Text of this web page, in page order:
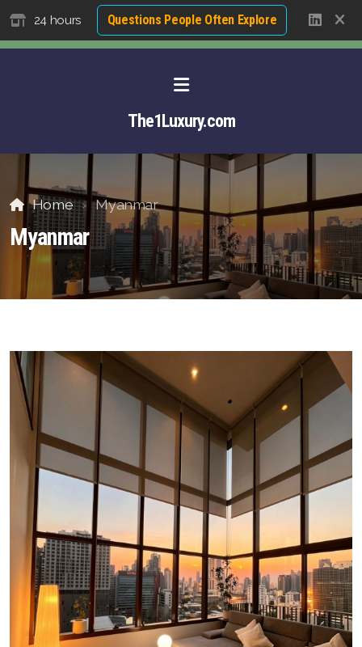
24 hours Questions People Often Explore
The1Luxury.com
Home Myanmar
Myanmar
About David NG
Luxury Property Agent Bangkok
FAQ
Owner Net
property-selling-costs-calculator
Fast Track With Exclusive Listing
Exclusive Dedicated Websites
Long-Term-Resident-Visa